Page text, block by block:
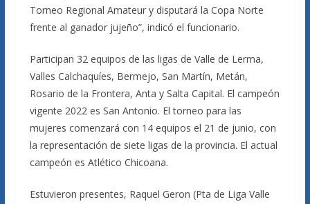
Torneo Regional Amateur y disputará la Copa Norte
frente al ganador jujeño”, indicó el funcionario.
Participan 32 equipos de las ligas de Valle de Lerma,
Valles Calchaquíes, Bermejo, San Martín, Metán,
Rosario de la Frontera, Anta y Salta Capital. El campeón
vigente 2022 es San Antonio. El torneo para las
mujeres comenzará con 14 equipos el 21 de junio, con
la representación de siete ligas de la provincia. El actual
campeón es Atlético Chicoana.
Estuvieron presentes, Raquel Geron (Pta de Liga Valle